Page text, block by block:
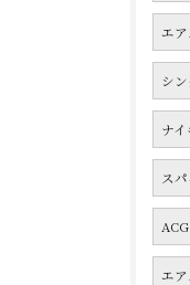
エア
シ
ナ
ス
ACG
エ